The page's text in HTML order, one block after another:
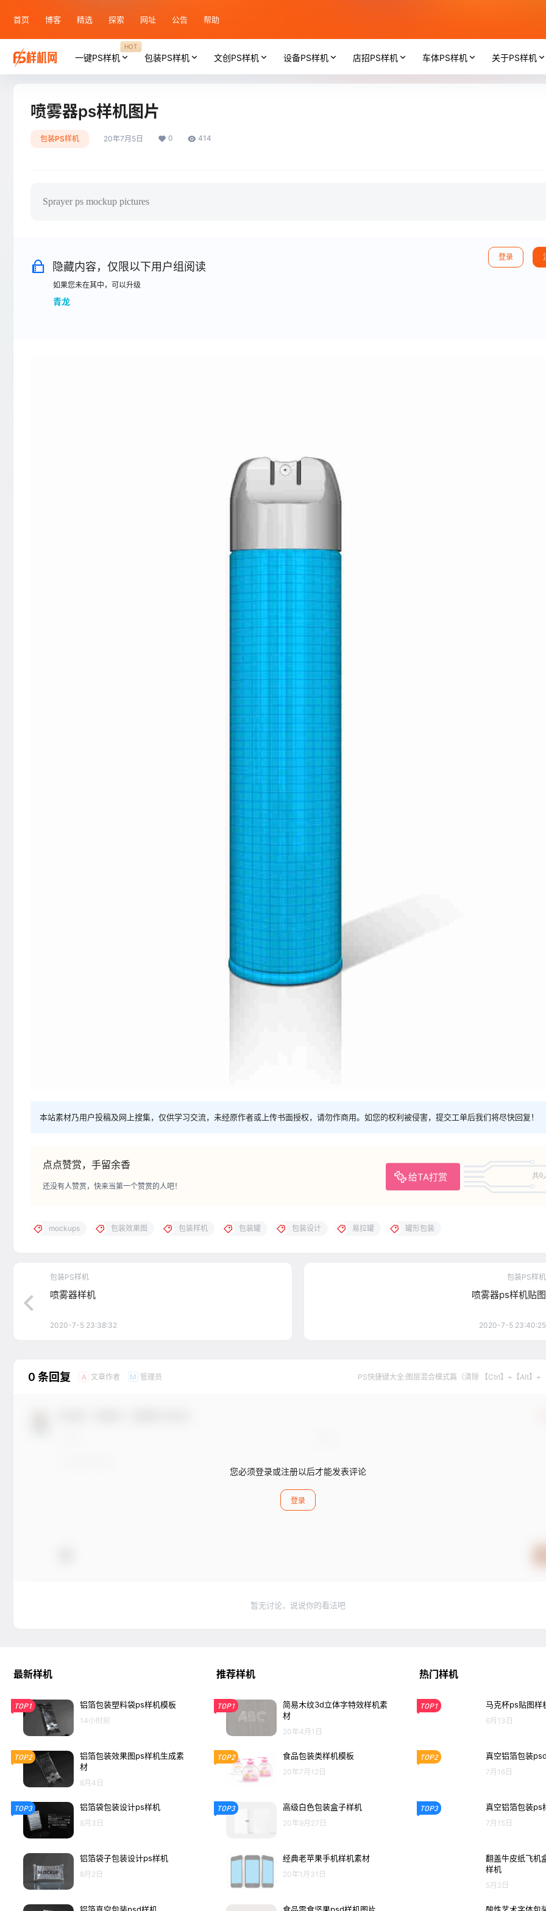
首页 博客 精选 探索 网址 公告 帮助
一键PS样机
HOT
包装PS样机 文创PS样机 设备PS样机 店招PS样机 车体PS样机 关于PS样机
喷雾器ps样机图片
包装PS样机 20年7月5日 0 414
Sprayer ps mockup pictures
隐藏内容，仅限以下用户组阅读
如果您未在其中，可以升级
青龙
登录
本站素材乃用户投稿及网上搜集，仅供学习交流，未经原作者或上传书面授权，请勿作商用。如您的权利被侵害，提交工单后我们将尽快回复！
点点赞赏，手留余香
给TA打赏 共0
还没有人赞赏，快来当第一个赞赏的人吧！
mockups 包装效果图 包装样机 包装罐 包装设计 易拉罐 罐形包装
包装PS样机
喷雾器样机
2020-7-5 23:38:32
包装PS样机
喷雾器ps样机贴图
2020-7-5 23:40:25
0 条回复 A 文章作者 M 管理员 PS快捷键大全:图层混合模式篇（清除 【Ctrl】+【Alt】+
您必须登录或注册以后才能发表评论
登录
暂无讨论，说说你的看法吧
最新样机
TOP1 铝箔包装塑料袋ps样机模板
14小时前
TOP2
铝箔包装效果图ps样机生成素
材
8月4日
TOP3 铝箔袋包装设计ps样机
8月3日
铝箔袋子包装设计ps样机
8月2日
推荐样机
TOP1
简易木纹3d立体字特效样机素
材
20年4月1日
TOP2 食品包装类样机模板
20年7月12日
TOP3 高级白色包装盒子样机
20年9月27日
经典老苹果手机样机素材
20年1月31日
热门样机
TOP1 马克杯ps贴图样
6月13日
TOP2 真空铝箔包装
7月16日
TOP3 真空铝箔包装ps
7月15日
翻盖牛皮纸飞机
样机
5月2日